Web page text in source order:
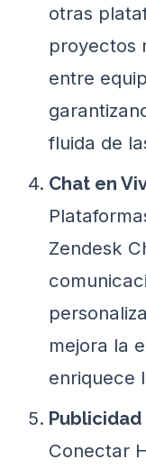
otras
proyectos
entre
fluida de
Chat en
Zendesk
mejora la
enriquece
Publicidad
Conectar